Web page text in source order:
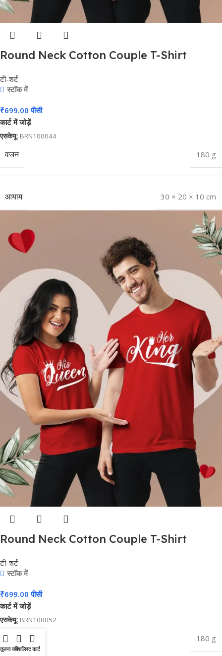
Round Neck Cotton Couple T-Shirt
टी-शर्ट
स्टॉक में
₹699.00 पीसी
कार्ट में जोड़ें
एसकेयू: BRN100044
वजन 180 g
आयाम 30 × 20 × 10 cm
Round Neck Cotton Couple T-Shirt
टी-शर्ट
स्टॉक में
₹699.00 पीसी
कार्ट में जोड़ें
एसकेयू: BRN100052
वजन 180 g
तुलना करेंविशलिस्टकार्ट